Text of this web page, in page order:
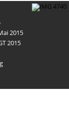
2015
2015